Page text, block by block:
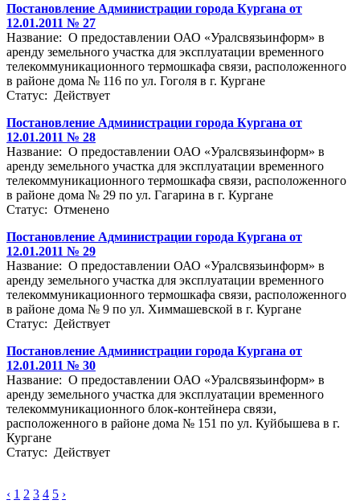
Постановление Администрации города Кургана от
12.01.2011 № 27
Название: О предоставлении ОАО «Уралсвязьинформ» в
аренду земельного участка для эксплуатации временного
телекоммуникационного термошкафа связи, расположенного
в районе дома № 116 по ул. Гоголя в г. Кургане
Статус: Действует
Постановление Администрации города Кургана от
12.01.2011 № 28
Название: О предоставлении ОАО «Уралсвязьинформ» в
аренду земельного участка для эксплуатации временного
телекоммуникационного термошкафа связи, расположенного
в районе дома № 29 по ул. Гагарина в г. Кургане
Статус: Отменено
Постановление Администрации города Кургана от
12.01.2011 № 29
Название: О предоставлении ОАО «Уралсвязьинформ» в
аренду земельного участка для эксплуатации временного
телекоммуникационного термошкафа связи, расположенного
в районе дома № 9 по ул. Химмашевской в г. Кургане
Статус: Действует
Постановление Администрации города Кургана от
12.01.2011 № 30
Название: О предоставлении ОАО «Уралсвязьинформ» в
аренду земельного участка для эксплуатации временного
телекоммуникационного блок-контейнера связи,
расположенного в районе дома № 151 по ул. Куйбышева в г.
Кургане
Статус: Действует
‹ 1 2 3 4 5 ›